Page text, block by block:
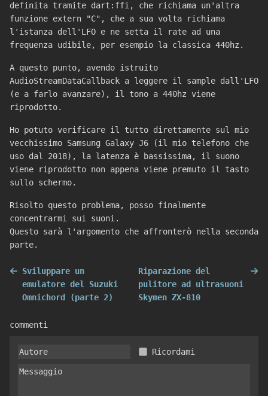
definita tramite dart:ffi, che richiama un'altra
funzione extern "C", che a sua volta richiama
l'istanza dell'LFO e ne setta il rate ad una
frequenza udibile, per esempio la classica 440hz.
A questo punto, avendo istruito
AudioStreamDataCallback a leggere il sample dall'LFO
(e a farlo avanzare), il tono a 440hz viene
riprodotto.
Ho potuto verificare il tutto direttamente sul mio
vecchissimo Samsung Galaxy J6 (il mio telefono che
uso dal 2018), la latenza è bassissima, il suono
viene riprodotto non appena viene premuto il tasto
sullo schermo.
Risolto questo problema, posso finalmente
concentrarmi sui suoni.
Questo sarà l'argomento che affronterò nella seconda
parte.
Sviluppare un
emulatore del Suzuki
Omnichord (parte 2)
Riparazione del
pulitore ad ultrasuoni
Skymen ZX-810
commenti
Ricordami